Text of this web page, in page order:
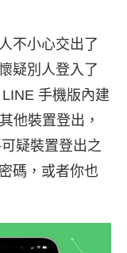
不小心交出了
疑別人登入了
手機版內建
他裝置登出，
疑裝置登出之
碼，或者你也